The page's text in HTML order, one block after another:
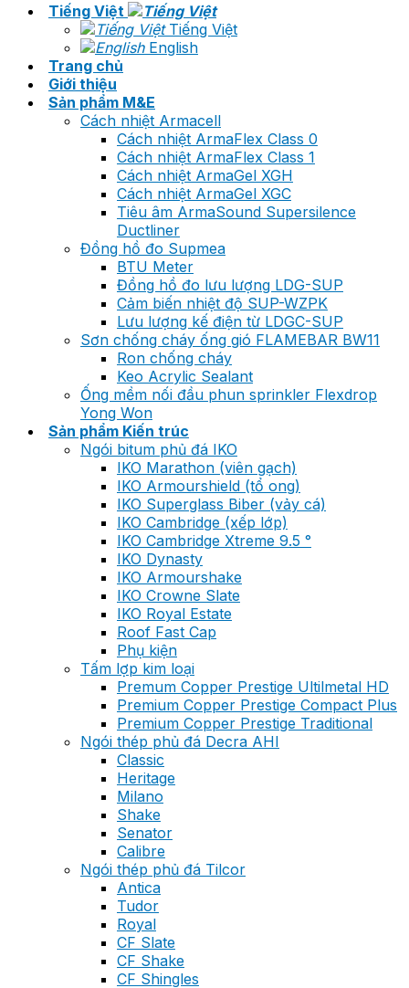
Tiếng Việt
Tiếng Việt
English
Trang chủ
Giới thiệu
Sản phẩm M&E
Cách nhiệt Armacell
Cách nhiệt ArmaFlex Class 0
Cách nhiệt ArmaFlex Class 1
Cách nhiệt ArmaGel XGH
Cách nhiệt ArmaGel XGC
Tiêu âm ArmaSound Supersilence
Ductliner
Đồng hồ đo Supmea
BTU Meter
Đồng hồ đo lưu lượng LDG-SUP
Cảm biến nhiệt độ SUP-WZPK
Lưu lượng kế điện từ LDGC-SUP
Sơn chống cháy ống gió FLAMEBAR BW11
Ron chống cháy
Keo Acrylic Sealant
Ống mềm nối đầu phun sprinkler Flexdrop
Yong Won
Sản phẩm Kiến trúc
Ngói bitum phủ đá IKO
IKO Marathon (viên gạch)
IKO Armourshield (tổ ong)
IKO Superglass Biber (vảy cá)
IKO Cambridge (xếp lớp)
IKO Cambridge Xtreme 9.5 °
IKO Dynasty
IKO Armourshake
IKO Crowne Slate
IKO Royal Estate
Roof Fast Cap
Phụ kiện
Tấm lợp kim loại
Premum Copper Prestige Ultilmetal HD
Premium Copper Prestige Compact Plus
Premium Copper Prestige Traditional
Ngói thép phủ đá Decra AHI
Classic
Heritage
Milano
Shake
Senator
Calibre
Ngói thép phủ đá Tilcor
Antica
Tudor
Royal
CF Slate
CF Shake
CF Shingles